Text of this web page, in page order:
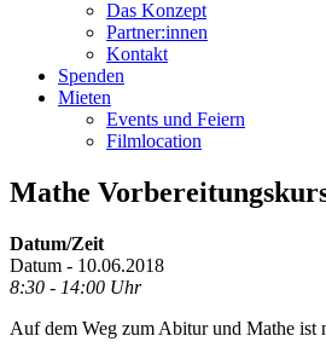
Das Konzept
Partner:innen
Kontakt
Spenden
Mieten
Events und Feiern
Filmlocation
Mathe
Datum/Zeit
Datum - 10.06.2018
8:30 - 14:00 Uhr
Auf dem Weg zum Abitur und Mathe ist